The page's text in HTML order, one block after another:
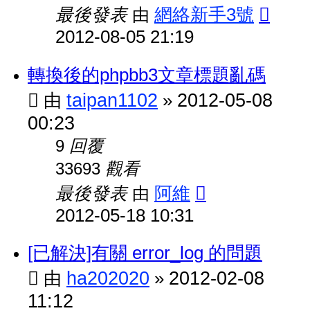
最後發表 由 網絡新手3號
2012-08-05 21:19
轉換後的phpbb3文章標題亂碼
由 taipan1102 » 2012-05-08
00:23
9 回覆
33693 觀看
最後發表 由 阿維
2012-05-18 10:31
[已解決]有關 error_log 的問題
由 ha202020 » 2012-02-08
11:12